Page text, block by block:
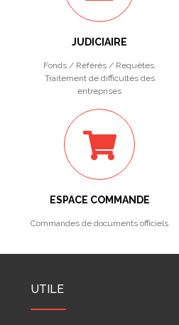
JUDICIAIRE
Fonds / Référés / Requêtes.
Traitement de difficultés des
entreprises
ESPACE COMMANDE
Commandes de documents officiels
UTILE